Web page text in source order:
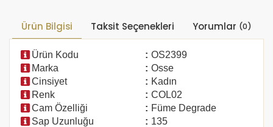
Ürün Bilgisi Taksit Seçenekleri Yorumlar (0)
Ürün Kodu : OS2399
Marka
: Osse
Cinsiyet
: Kadın
Renk
: COL02
Cam Özelliği
: Füme Degrade
Sap Uzunluğu
: 135